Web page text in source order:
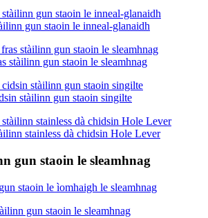
gun staoin le inneal-glanaidh
stàilinn gun staoin le sleamhnag
stàilinn gun staoin singilte
stainless dà chidsin Hole Lever
gun staoin le sleamhnag